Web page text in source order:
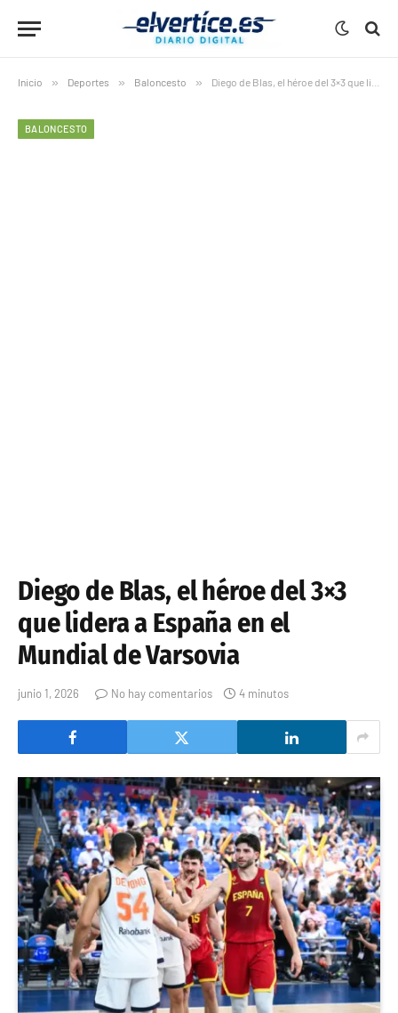
Inicio » Deportes » Baloncesto » Diego de Blas, el héroe del 3×3 que lidera a España en el Mundial de Varsovia
BALONCESTO
Diego de Blas, el héroe del 3×3
que lidera a España en el
Mundial de Varsovia
junio 1, 2026 No hay comentarios 4 minutos